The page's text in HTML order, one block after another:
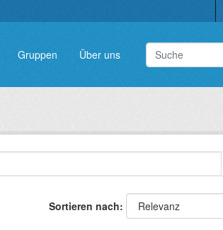
Gruppen Über uns
Sortieren nach